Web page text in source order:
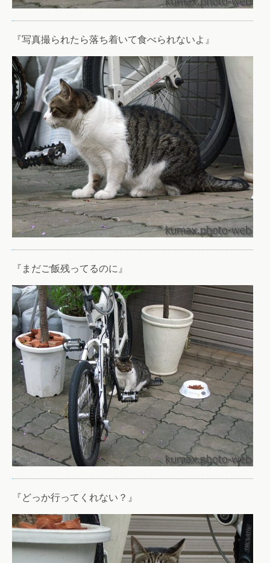
『写真撮られたら落ち着いて食べられないよ』
『まだご飯残ってるのに』
『どっか行ってくれない？』